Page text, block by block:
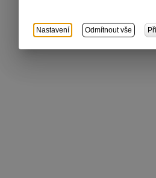
Nastavení Odmítnout vše